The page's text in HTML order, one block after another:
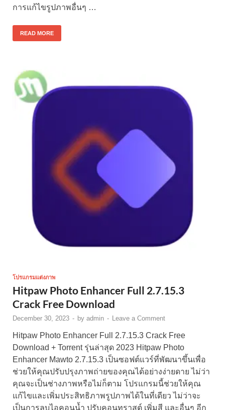
การแก้ไขรูปภาพอื่นๆ …
READ MORE
โปรแกรมแต่งภาพ
Hitpaw Photo Enhancer Full 2.7.15.3
Crack Free Download
December 30, 2023 - by admin - Leave a Comment
Hitpaw Photo Enhancer Full 2.7.15.3 Crack Free
Download + Torrent รุ่นล่าสุด 2023 Hitpaw Photo
Enhancer Mawto 2.7.15.3 เป็นซอฟต์แวร์ที่พัฒนาขึ้นเพื่อ
ช่วยให้คุณปรับปรุงภาพถ่ายของคุณได้อย่างง่ายดาย ไม่ว่า
คุณจะเป็นช่างภาพหรือไม่ก็ตาม โปรแกรมนี้ช่วยให้คุณ
แก้ไขและเพิ่มประสิทธิภาพรูปภาพได้ในที่เดียว ไม่ว่าจะ
เป็นการลบไอคอนน้ำ ปรับคอนทราสต์ เพิ่มสี และอื่นๆ อีก